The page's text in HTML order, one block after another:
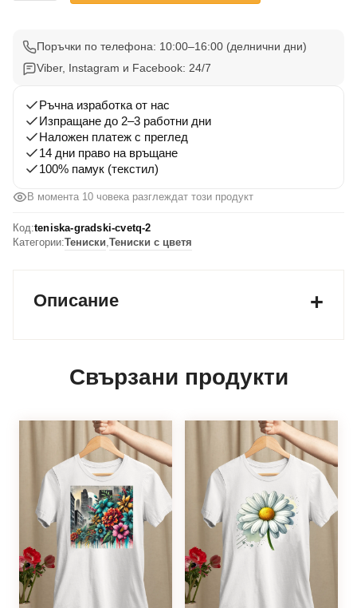
Градски
Цветя
Поръчки по телефона: 10:00–16:00 (делнични дни)
Viber, Instagram и Facebook: 24/7
Ръчна изработка от нас
Изпращане до 2–3 работни дни
Наложен платеж с преглед
14 дни право на връщане
100% памук (текстил)
В момента 10 човека разглеждат този продукт
Код:teniska-gradski-cvetq-2
Категории:Тениски,Тениски с цветя
Описание
Свързани продукти